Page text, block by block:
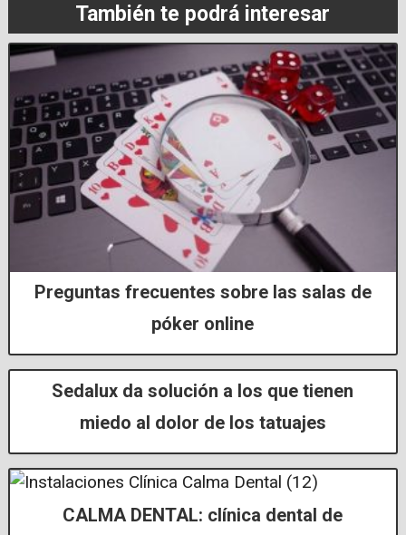
También te podrá interesar
Preguntas frecuentes sobre las salas de
póker online
Sedalux da solución a los que tienen
miedo al dolor de los tatuajes
CALMA DENTAL: clínica dental de